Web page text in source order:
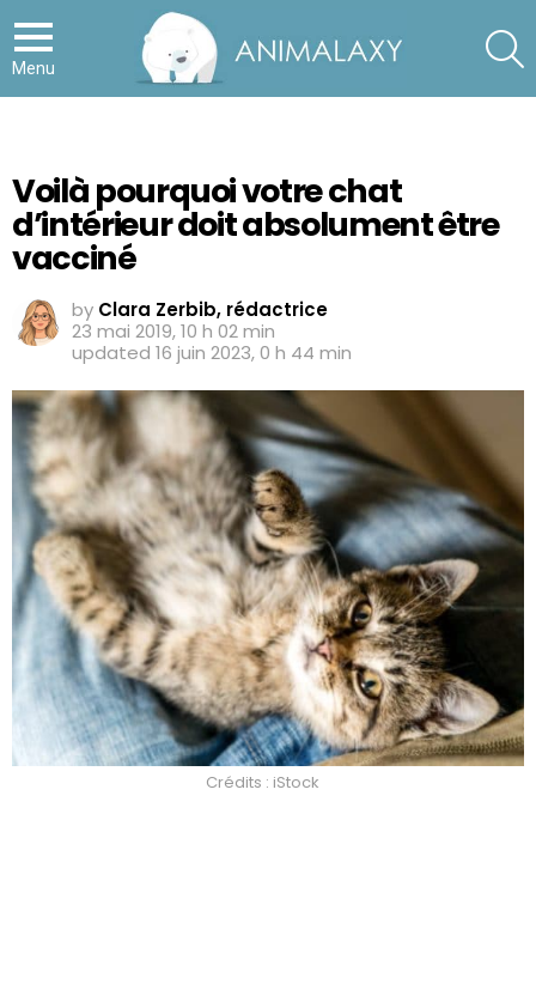
Menu
Voilà pourquoi votre chat
d’intérieur doit absolument être
vacciné
by Clara Zerbib, rédactrice
23 mai 2019, 10 h 02 min
updated 16 juin 2023, 0 h 44 min
Crédits : iStock